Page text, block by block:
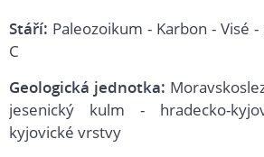
Stáří: Paleozoikum - Karbon - Visé
C
Geologická jednotka:
jesenický kulm - hradecko-
kyjovické vrstvy